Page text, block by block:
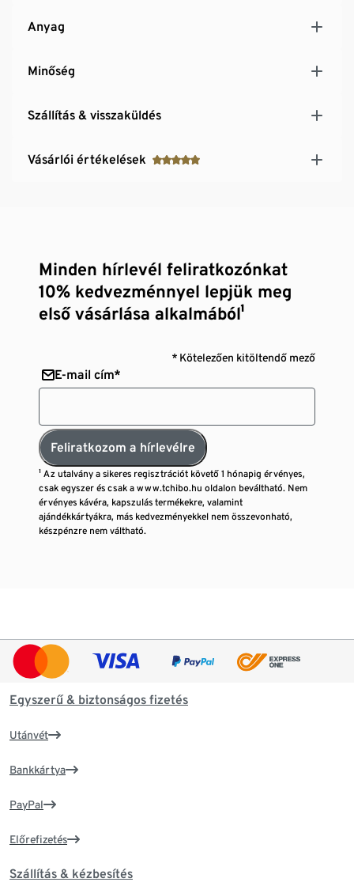
Anyag
Minőség
Szállítás & visszaküldés
Vásárlói értékelések
Minden hírlevél feliratkozónkat
10% kedvezménnyel lepjük meg
első vásárlása alkalmából¹
* Kötelezően kitöltendő mező
E-mail cím*
Feliratkozom a hírlevélre
¹ Az utalvány a sikeres regisztrációt követő 1 hónapig érvényes,
csak egyszer és csak a www.tchibo.hu oldalon beváltható. Nem
érvényes kávéra, kapszulás termékekre, valamint
ajándékkártyákra, más kedvezményekkel nem összevonható,
készpénzre nem váltható.
Egyszerű & biztonságos fizetés
Utánvét
Bankkártya
PayPal
Előrefizetés
Szállítás & kézbesítés